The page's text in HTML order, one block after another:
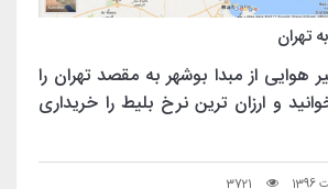
تهران
هوایی از مبدا بوشهر به مقصد تهران را
و ارزان ترین نرخ بلیط را خریداری
3721